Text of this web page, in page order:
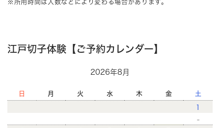
※所用時間は人数などにより変わる場合があります。
江戸切子体験【ご予約カレンダー】
2026年8月
日 月 火 水 木 金 土
1
-